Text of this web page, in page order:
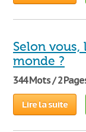
Selon
monde ?
344 Mots / 2
Lire la suite